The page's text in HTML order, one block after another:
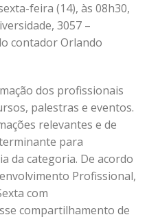
feira (14), às 08h30,
3057 –
contador Orlando
dos profissionais
palestras e eventos.
relevantes e de
para
da categoria. De acordo
Profissional,
com
compartilhamento de